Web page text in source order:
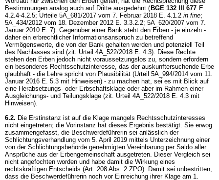
Bestimmungen analog auch auf Dritte ausgedehnt ( BGE 132 III 677 E.
4.2.4-4.2.5; Urteile 5A_681/2017 vom 7. Februar 2018 E. 4.1.2 in fine;
5A_434/2012 vom 18. Dezember 2012 E. 3.3.2.2; 5A_620/2007 vom 7.
Januar 2010 E. 7). Gegenüber einer Bank steht den Erben - je einzeln -
daher ein erbrechtlicher Informationsanspruch zu betreffend
Vermögenswerte, die von der Bank gehalten werden und potenziell Teil
des Nachlasses sind (zit. Urteil 4A_522/2018 E. 4.3). Diese Rechte
stehen den Erben jedoch nicht voraussetzungslos zu, sondern erfordern
ein besonderes Rechtsschutzinteresse, das der auskunftersuchende Erbe
glaubhaft - die Lehre spricht von Plausibilität (Urteil 5A_994/2014 vom 11.
Januar 2016 E. 5.3 mit Hinweisen) - zu machen hat, sei es mit Blick auf
eine Herabsetzungs- oder Erbschaftsklage oder aber im Rahmen einer
Ausgleichungs- und Teilungsklage (zit. Urteil 4A_522/2018 E. 4.3 mit
Hinweisen).
6.2. Die Erstinstanz ist auf die Klage mangels Rechtsschutzinteresses
nicht eingetreten; die Vorinstanz hat dieses Ergebnis bestätigt. Sie erwog
zusammengefasst, die Beschwerdeführerin sei anlässlich der
Schlichtungsverhandlung vom 5. April 2019 mittels Unterzeichnung einer
von der Schlichtungsbehörde genehmigten Vereinbarung per Saldo aller
Ansprüche aus der Erbengemeinschaft ausgetreten. Dieser Vergleich sei
nicht angefochten worden und habe damit die Wirkung eines
rechtskräftigen Entscheids (Art. 208 Abs. 2 ZPO). Damit sei unbestritten,
dass die Beschwerdeführerin noch vor Einreichung ihrer Klage am 1.